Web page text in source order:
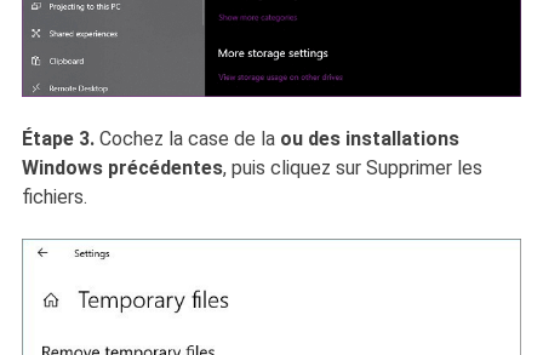
Étape 3.Cochez la case de la ou des installations
Windows précédentes, puis cliquez sur Supprimer les
fichiers.